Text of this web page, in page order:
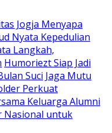
Jogja Menyapa
Nyata Kepedulian
Langkah,
Humoriezt Siap Jadi
Suci Jaga Mutu
Perkuat
Keluarga Alumni
Nasional untuk